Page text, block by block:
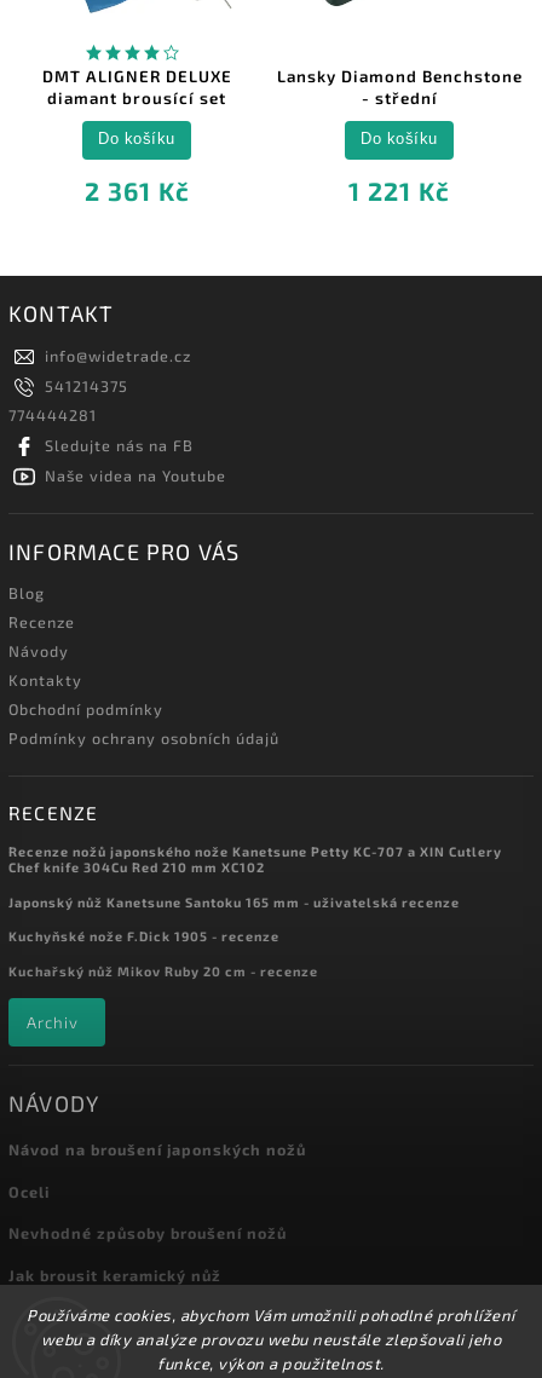
Používáme cookies, abychom Vám umožnili pohodlné prohlížení
webu a díky analýze provozu webu neustále zlepšovali jeho
funkce, výkon a použitelnost.
DMT ALIGNER DELUXE
diamant brousící set
2 361 Kč
Do košíku
Lansky Diamond Benchstone
- střední
1 221 Kč
Do košíku
KONTAKT
info@widetrade.cz
541214375
774444281
Sledujte nás na FB
Naše videa na Youtube
INFORMACE PRO VÁS
Blog
Recenze
Návody
Kontakty
Obchodní podmínky
Podmínky ochrany osobních údajů
RECENZE
Recenze nožů japonského nože Kanetsune Petty KC-707 a XIN Cutlery
Chef knife 304Cu Red 210 mm XC102
Japonský nůž Kanetsune Santoku 165 mm - uživatelská recenze
Kuchyňské nože F.Dick 1905 - recenze
Kuchařský nůž Mikov Ruby 20 cm - recenze
Archiv
NÁVODY
Návod na broušení japonských nožů
Oceli
Nevhodné způsoby broušení nožů
Jak brousit keramický nůž
Archiv